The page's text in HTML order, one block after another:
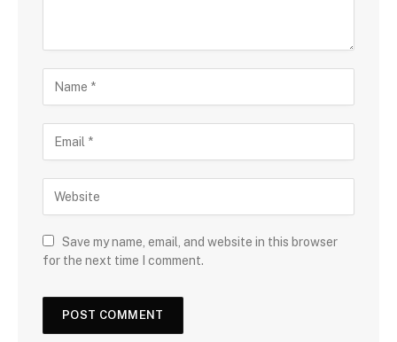
Save my name, email, and website in this browser
for the next time I comment.